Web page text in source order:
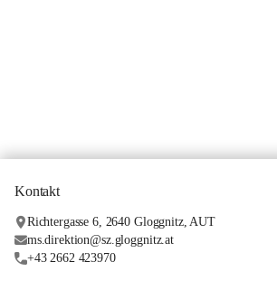
Kontakt
Richtergasse 6, 2640 Gloggnitz, AUT
ms.direktion@sz.gloggnitz.at
+43 2662 423970